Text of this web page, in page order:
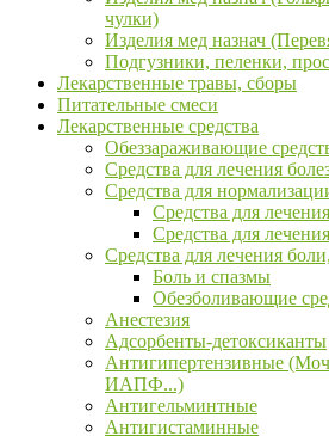
чулки)
Изделия мед назнач
Подгузники, пеленки,
Лекарственные травы, сборы
Питательные смеси
Лекарственные средства
Обеззараживающие
Средства для лечения
Средства для
Средства для
Средства для
Средства для лечения
Боль и спазмы
Обезболивающие
Анестезия
Адсорбенты-детоксиканты
Антигипертензивные
ИАПФ...)
Антигельминтные
Антигистаминные